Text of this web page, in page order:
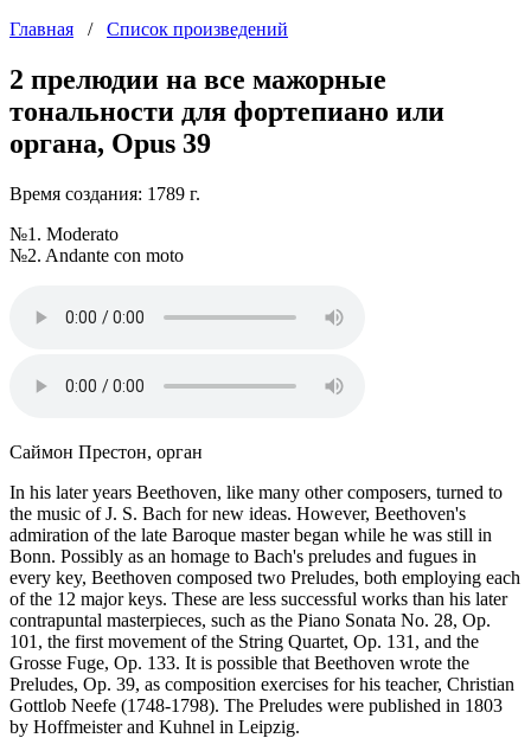
Главная / Список произведений
2 прелюдии на все мажорные
тональности для фортепиано или
органа, Opus 39
Время создания: 1789 г.
№1. Moderato
№2. Andante con moto
Саймон Престон, орган
In his later years Beethoven, like many other composers, turned to
the music of J. S. Bach for new ideas. However, Beethoven's
admiration of the late Baroque master began while he was still in
Bonn. Possibly as an homage to Bach's preludes and fugues in
every key, Beethoven composed two Preludes, both employing each
of the 12 major keys. These are less successful works than his later
contrapuntal masterpieces, such as the Piano Sonata No. 28, Op.
101, the first movement of the String Quartet, Op. 131, and the
Grosse Fuge, Op. 133. It is possible that Beethoven wrote the
Preludes, Op. 39, as composition exercises for his teacher, Christian
Gottlob Neefe (1748-1798). The Preludes were published in 1803
by Hoffmeister and Kuhnel in Leipzig.